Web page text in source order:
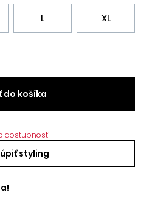
L XL
do košíka
dostupnosti
styling